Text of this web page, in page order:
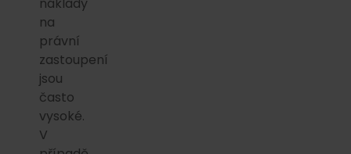
na
právní
zastoupení
jsou
často
vysoké.
V